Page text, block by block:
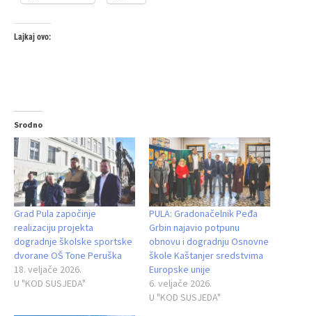
Lajkaj ovo:
Srodno
Grad Pula započinje
realizaciju projekta
dogradnje školske sportske
dvorane OŠ Tone Peruška
18. veljače 2026.
U "KOD SUSJEDA"
PULA: Gradonačelnik Peđa
Grbin najavio potpunu
obnovu i dogradnju Osnovne
škole Kaštanjer sredstvima
Europske unije
6. veljače 2026.
U "KOD SUSJEDA"